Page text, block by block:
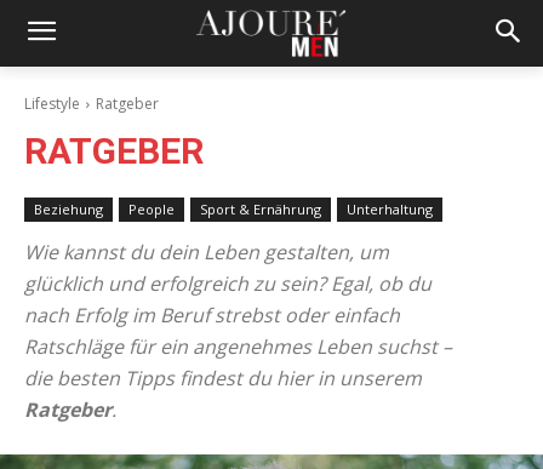
Lifestyle Ratgeber
RATGEBER
Beziehung People Sport & Ernährung Unterhaltung
Wie kannst du dein Leben gestalten, um
glücklich und erfolgreich zu sein? Egal, ob du
nach Erfolg im Beruf strebst oder einfach
Ratschläge für ein angenehmes Leben suchst –
die besten Tipps findest du hier in unserem
Ratgeber.